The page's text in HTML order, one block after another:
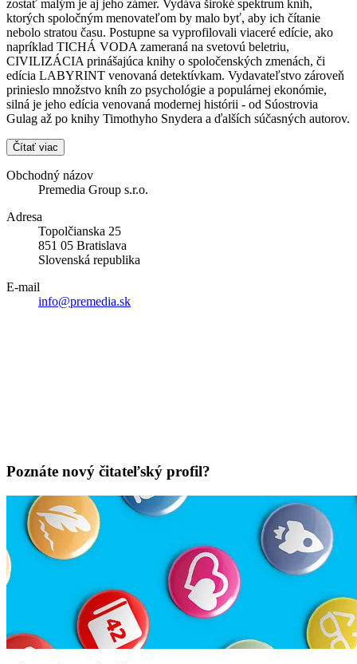
zostať malým je aj jeho zámer. Vydáva široké spektrum kníh,
ktorých spoločným menovateľom by malo byť, aby ich čítanie
nebolo stratou času. Postupne sa vyprofilovali viaceré edície, ako
napríklad TICHÁ VODA zameraná na svetovú beletriu,
CIVILIZÁCIA prinášajúca knihy o spoločenských zmenách, či
edícia LABYRINT venovaná detektívkam. Vydavateľstvo zároveň
prinieslo množstvo kníh zo psychológie a populárnej ekonómie,
silná je jeho edícia venovaná modernej histórii - od Súostrovia
Gulag až po knihy Timothyho Snydera a ďalších súčasných autorov.
Čítať viac
Obchodný názov
Premedia Group s.r.o.
Adresa
Topolčianska 25
851 05 Bratislava
Slovenská republika
E-mail
info@premedia.sk
Poznáte nový čitateľský profil?